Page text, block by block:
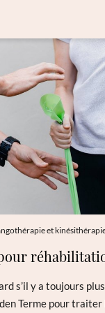
et
s’il y a toujours
Terme pour